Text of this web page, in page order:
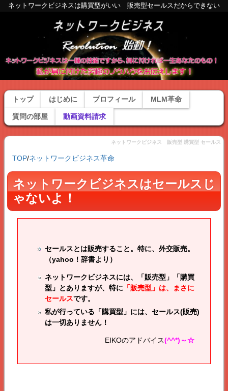
ネットワークビジネスは購買型がいい 販売型セールスだからできない
トップ はじめに プロフィール MLM革命
質問の部屋 動画資料請求
ネットワークビジネス 販売型 購買型 セールス
TOP/ネットワークビジネス革命
ネットワークビジネスはセールスじ
ゃないよ！
セールスとは販売すること。特に、外交販売。
（yahoo！辞書より）
ネットワークビジネスには、「販売型」「購買
型」とありますが、特に「販売型」は、まさに
セールスです。
私が行っている「購買型」には、セールス(販売)
は一切ありません！
EIKOのアドバイス(^^*)～☆